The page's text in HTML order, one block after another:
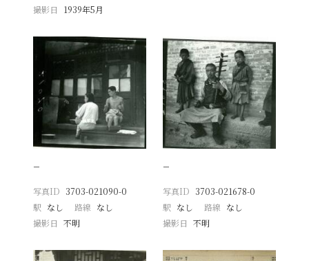
撮影日
1939年5月
−
写真ID 3703-021090-0
駅 なし 路線 なし
撮影日
不明
−
写真ID 3703-021678-0
駅 なし 路線 なし
撮影日 不明